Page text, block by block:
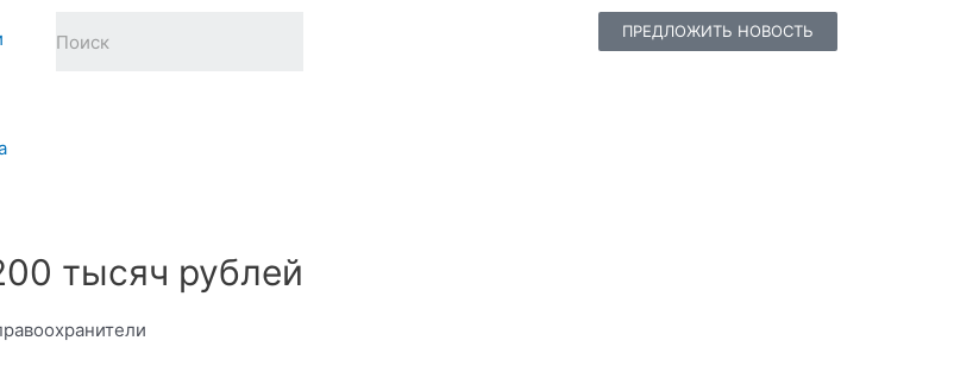
ПРЕДЛОЖИТЬ НОВОСТЬ
тысяч рублей